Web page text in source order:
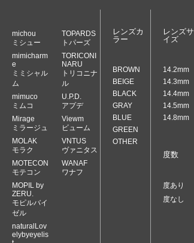
michou
ミシュー
mimicharm
e
ミミシャル
ム
mimuco
ミムコ
Mirage
ミラージュ
MOLAK
モラク
MOTECON
モテコン
MOPIL by
ZERU.
モピルバイ
ゼル
naturalLov
elybyeyelis
TOPARDS
トパーズ
TORICONI
NARU
トリコニナ
ル
U.P.D.
アプデ
Viewm
ビューム
VNTUS
ヴァニタス
WANAF
ワナフ
レンズカ
ラー
BROWN
BEIGE
BLACK
GRAY
BLUE
GREEN
OTHER
レンズサ
イズ
14.2mm
14.3mm
14.4mm
14.5mm
14.8mm
度数
度あり
度なし